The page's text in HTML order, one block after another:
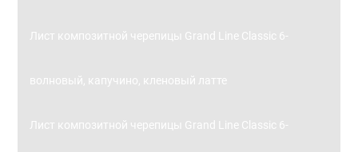
Лист композитной черепицы Grand Line Classic 6-
волновый, капучино, кленовый латте
Лист композитной черепицы Grand Line Classic 6-